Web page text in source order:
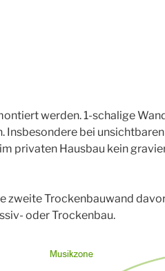
werden. 1-schalige
Insbesondere bei
privaten Hausbau kein
zweite Trockenbauwand
oder Trockenbau.